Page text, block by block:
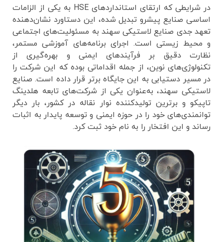
در شرایطی که ارتقای استانداردهای HSE به یکی از الزامات
اساسی صنایع پیشرو تبدیل شده، این دستاورد نشان‌دهنده
تعهد جدی صنایع لاستیکی سهند به مسئولیت‌های اجتماعی
و محیط زیستی است. اجرای برنامه‌های آموزشی مستمر،
نظارت دقیق بر فرآیندهای ایمنی و بهره‌گیری از
تکنولوژی‌های نوین، از جمله اقداماتی بوده که این شرکت را
در مسیر دستیابی به این جایگاه برتر قرار داده است. صنایع
لاستیکی سهند، به‌عنوان یکی از شرکت‌های تابعه هلدینگ
تاپیکو و برترین تولیدکننده نوار نقاله در کشور، بار دیگر
توانمندی‌های خود را در حوزه ایمنی و توسعه پایدار به اثبات
رساند و این افتخار را به نام خود ثبت کرد.